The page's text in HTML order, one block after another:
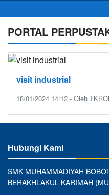
PORTAL
visit industrial
18/01/2024 14:12 - Oleh
Hubungi Kami
SMK MUHAMMADIYAH
BERAKHLAKUL KARIMAH